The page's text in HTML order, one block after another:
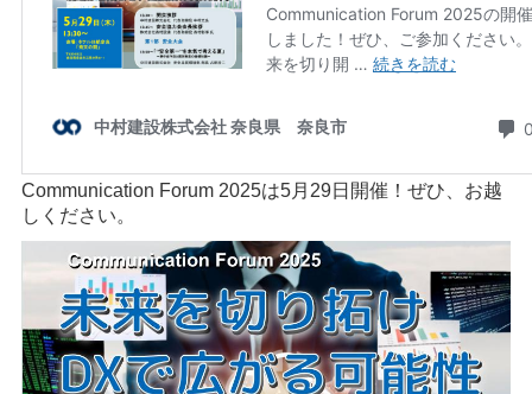
Communication Forum 2025は5月29日開催！ぜひ、お越
しください。